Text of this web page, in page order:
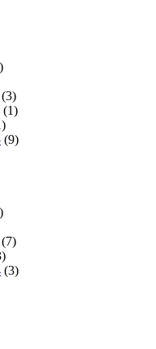
(3)
(1)
(9)
(7)
(3)